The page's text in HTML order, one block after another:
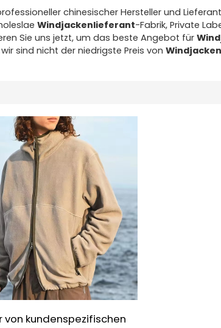
chinesischer Hersteller und
Windjackenlieferant-Fabrik, Private
Sie uns jetzt, um das beste Angebot für
sind nicht der niedrigste Preis von
von kundenspezifischen